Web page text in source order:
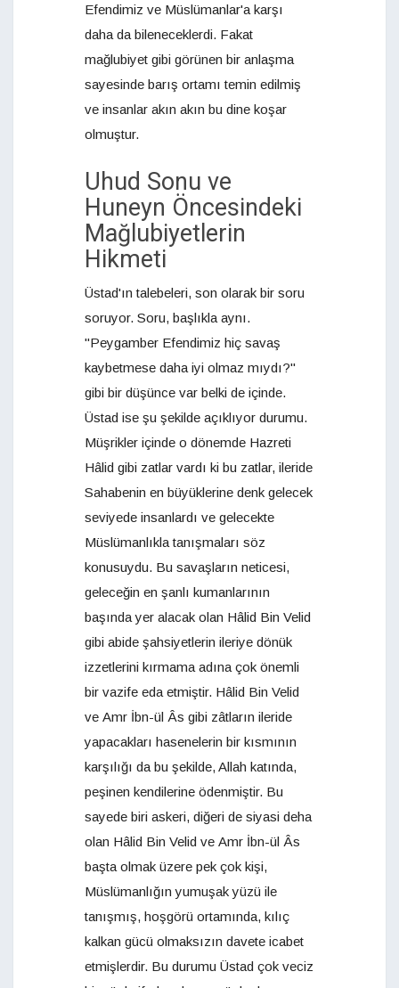
Efendimiz ve Müslümanlar'a karşı
daha da bileneceklerdi. Fakat
mağlubiyet gibi görünen bir anlaşma
sayesinde barış ortamı temin edilmiş
ve insanlar akın akın bu dine koşar
olmuştur.
Uhud Sonu ve
Huneyn Öncesindeki
Mağlubiyetlerin
Hikmeti
Üstad'ın talebeleri, son olarak bir soru
soruyor. Soru, başlıkla aynı.
"Peygamber Efendimiz hiç savaş
kaybetmese daha iyi olmaz mıydı?"
gibi bir düşünce var belki de içinde.
Üstad ise şu şekilde açıklıyor durumu.
Müşrikler içinde o dönemde Hazreti
Hâlid gibi zatlar vardı ki bu zatlar, ileride
Sahabenin en büyüklerine denk gelecek
seviyede insanlardı ve gelecekte
Müslümanlıkla tanışmaları söz
konusuydu. Bu savaşların neticesi,
geleceğin en şanlı kumanlarının
başında yer alacak olan Hâlid Bin Velid
gibi abide şahsiyetlerin ileriye dönük
izzetlerini kırmama adına çok önemli
bir vazife eda etmiştir. Hâlid Bin Velid
ve Amr İbn-ül Âs gibi zâtların ileride
yapacakları hasenelerin bir kısmının
karşılığı da bu şekilde, Allah katında,
peşinen kendilerine ödenmiştir. Bu
sayede biri askeri, diğeri de siyasi deha
olan Hâlid Bin Velid ve Amr İbn-ül Âs
başta olmak üzere pek çok kişi,
Müslümanlığın yumuşak yüzü ile
tanışmış, hoşgörü ortamında, kılıç
kalkan gücü olmaksızın davete icabet
etmişlerdir. Bu durumu Üstad çok veciz